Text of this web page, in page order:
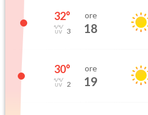
32°
3
ore
18
30°
2
ore
19